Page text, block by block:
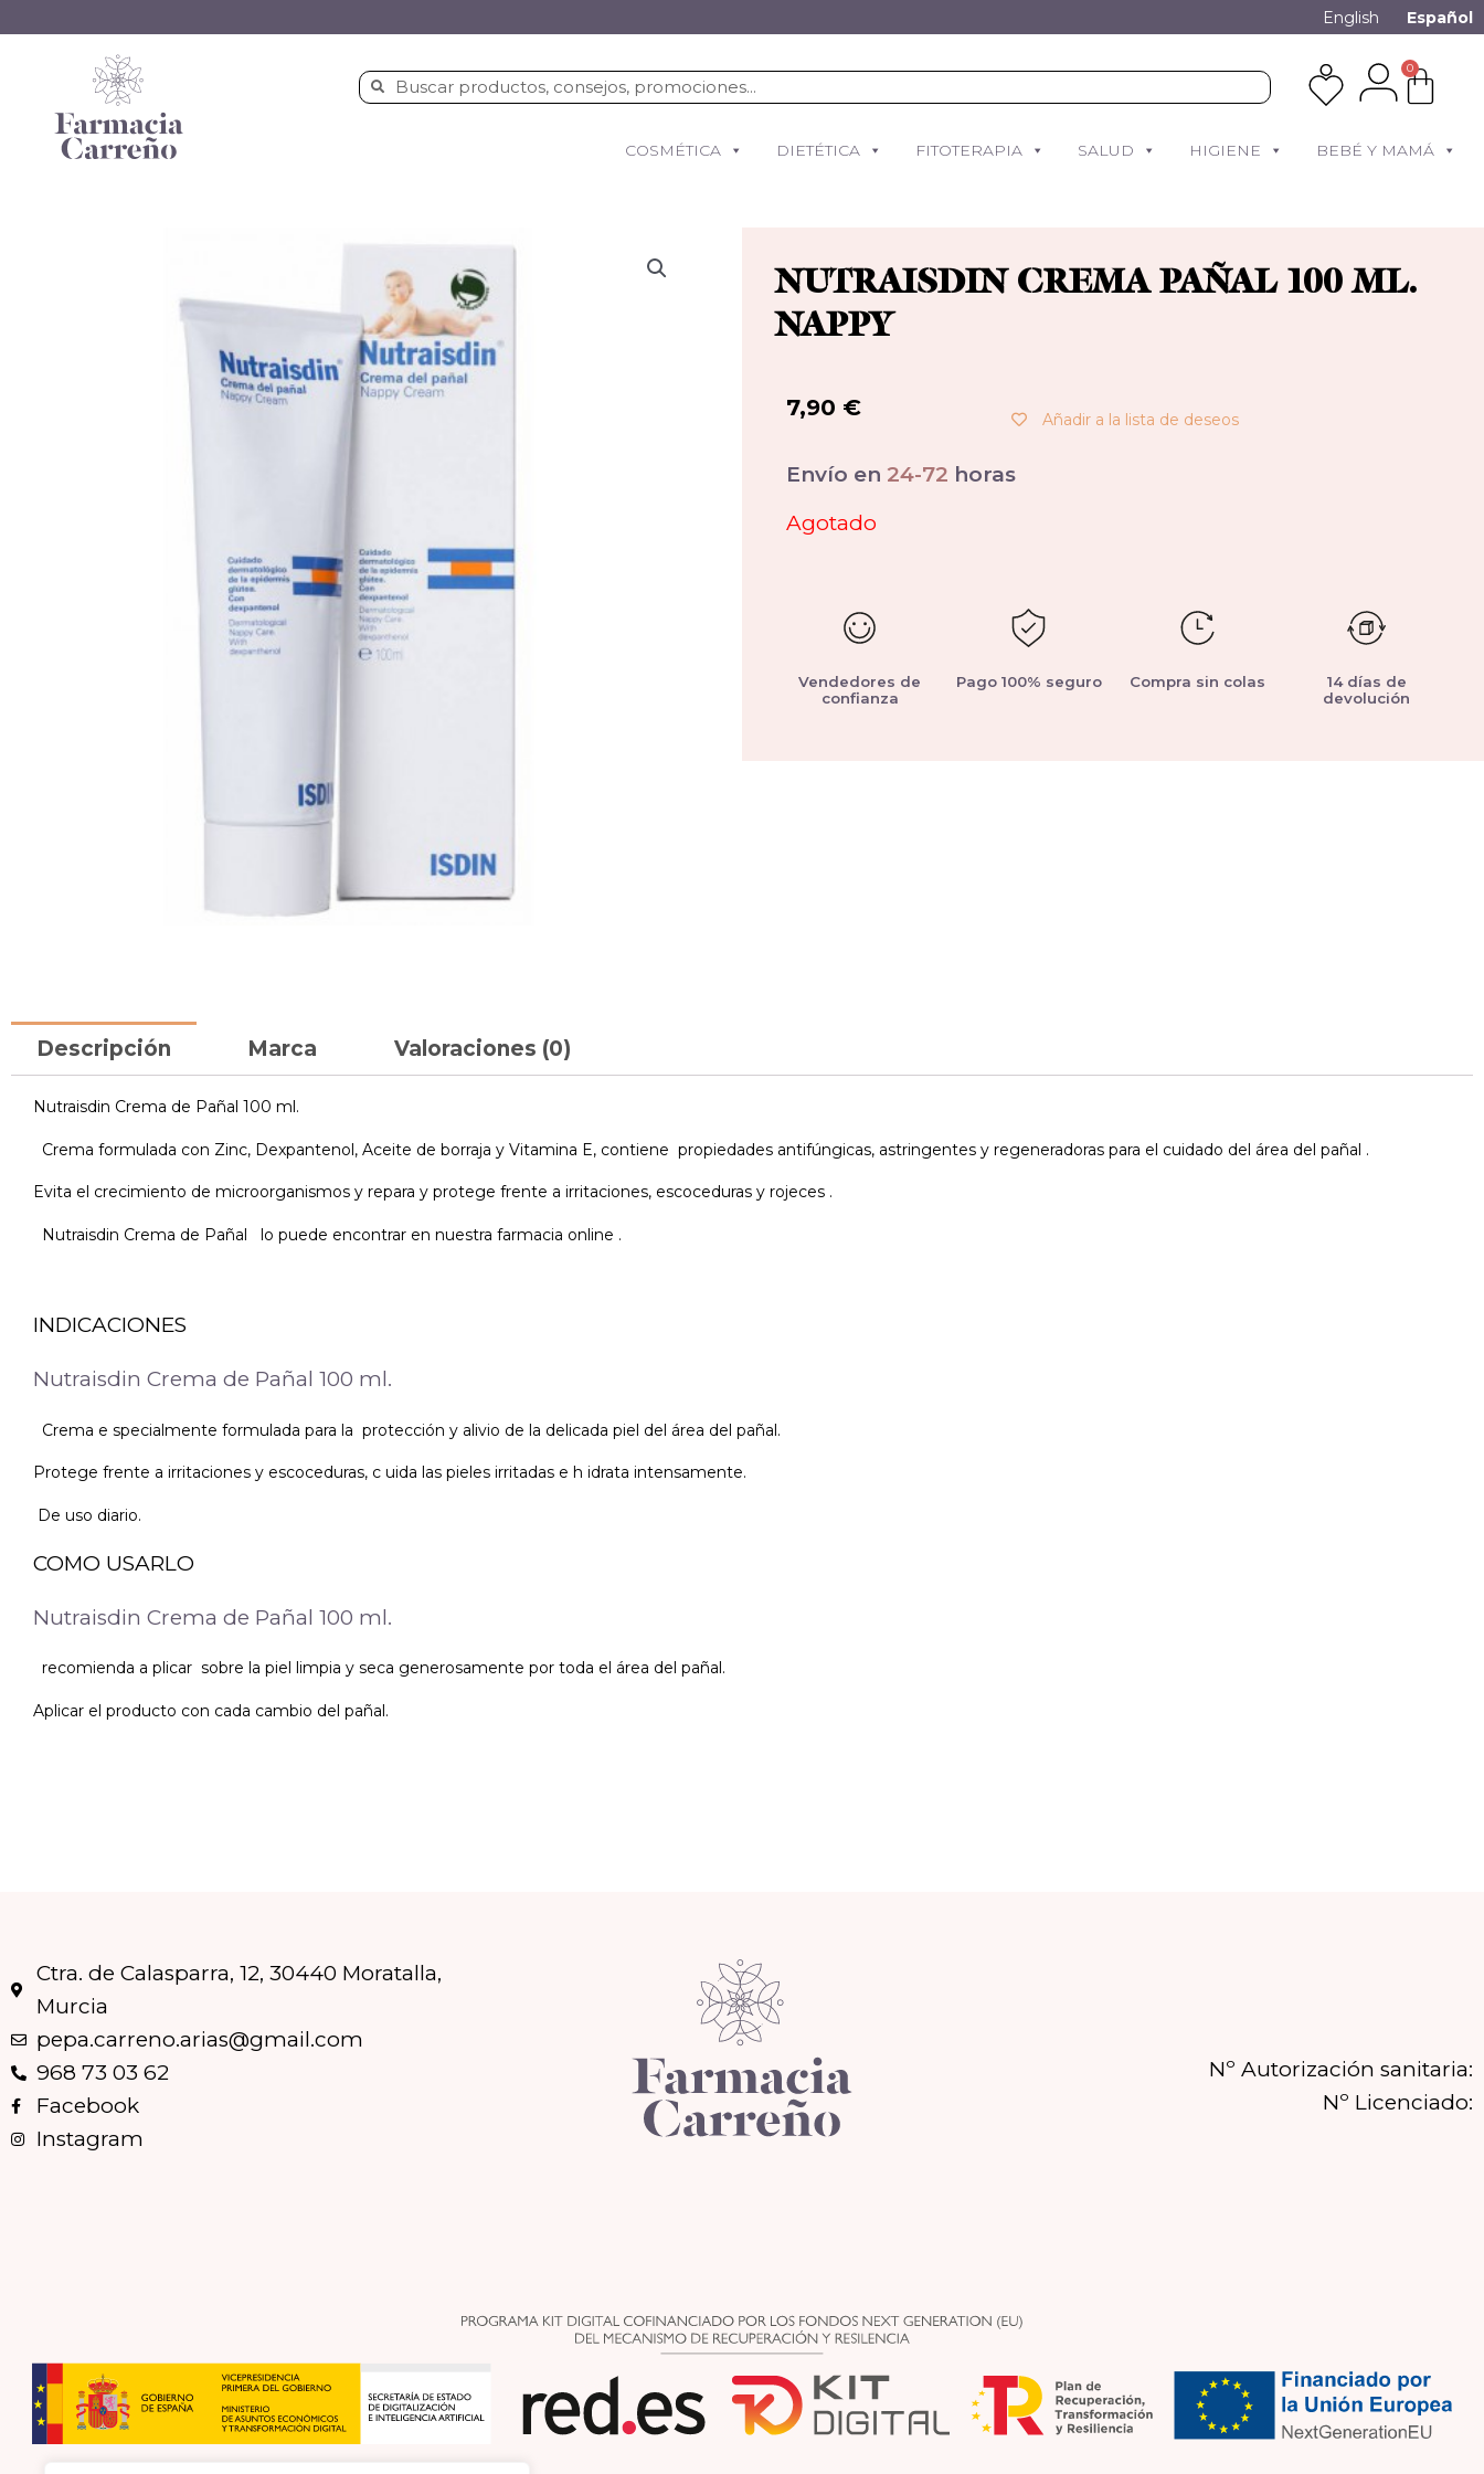
English Español
0
COSMÉTICA DIETÉTICA FITOTERAPIA SALUD HIGIENE BEBÉ Y MAMÁ
NUTRAISDIN CREMA PAÑAL 100 ML.
NAPPY
7,90 € Añadir a la lista de deseos
Envío en 24-72 horas
Agotado
Vendedores de
confianza
Pago 100% seguro Compra sin colas
14 días de
devolución
Descripción Marca Valoraciones (0)
Nutraisdin Crema de Pañal 100 ml.
Crema formulada con Zinc, Dexpantenol, Aceite de borraja y Vitamina E, contiene propiedades antifúngicas, astringentes y regeneradoras para el cuidado del área del pañal .
Evita el crecimiento de microorganismos y repara y protege frente a irritaciones, escoceduras y rojeces .
Nutraisdin Crema de Pañal lo puede encontrar en nuestra farmacia online .
INDICACIONES
Nutraisdin Crema de Pañal 100 ml.
Crema e specialmente formulada para la protección y alivio de la delicada piel del área del pañal.
Protege frente a irritaciones y escoceduras, c uida las pieles irritadas e h idrata intensamente.
De uso diario.
COMO USARLO
Nutraisdin Crema de Pañal 100 ml.
recomienda a plicar sobre la piel limpia y seca generosamente por toda el área del pañal.
Aplicar el producto con cada cambio del pañal.
Ctra. de Calasparra, 12, 30440 Moratalla,
Murcia
pepa.carreno.arias@gmail.com
968 73 03 62
Facebook
Instagram
Nº Autorización sanitaria:
Nº Licenciado: